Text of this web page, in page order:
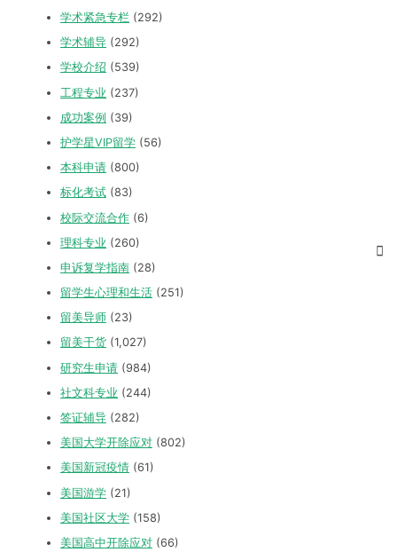
学术紧急专栏 (292)
学术辅导 (292)
学校介绍 (539)
工程专业 (237)
成功案例 (39)
护学星VIP留学 (56)
本科申请 (800)
标化考试 (83)
校际交流合作 (6)
理科专业 (260)
申诉复学指南 (28)
留学生心理和生活 (251)
留美导师 (23)
留美干货 (1,027)
研究生申请 (984)
社文科专业 (244)
签证辅导 (282)
美国大学开除应对 (802)
美国新冠疫情 (61)
美国游学 (21)
美国社区大学 (158)
美国高中开除应对 (66)